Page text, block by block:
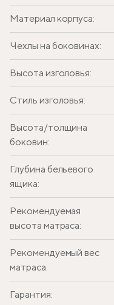
Материал корпуса:
Чехлы на боковинах:
Высота изголовья:
Стиль изголовья:
Высота/толщина
боковин:
Глубина бельевого
ящика:
Рекомендуемая
высота матраса:
Рекомендуемый вес
матраса:
Гарантия: